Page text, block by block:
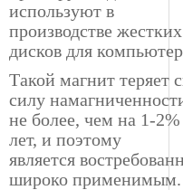
используют в
производстве жестких
дисков для
Такой магнит теряет
силу
не более, чем на 1-2%
лет, и поэтому
является
широко применимым.